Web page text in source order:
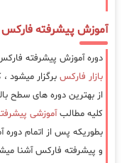
آموزش پیشرفته
دوره آموزش پیشرفته
بازار فارکس برگزار
از بهترین دوره های سطح
کلیه مطالبآموزشی
بطوریکه پس از اتمام
و پیشرفته فارکس آشنا